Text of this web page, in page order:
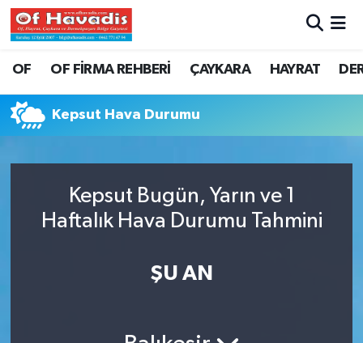
OF OF FİRMA REHBERİ ÇAYKARA HAYRAT
Kepsut Hava Durumu
Kepsut Bugün, Yarın ve 1
Haftalık Hava Durumu Tahmini
ŞU AN
Trabzon Nöbetçi Eczaneler
Trabzon Trafik Yoğunluk Haritası
Süper Lig Puan Durumu ve Fikstür